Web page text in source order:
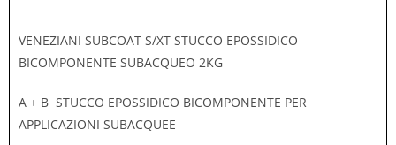
VENEZIANI SUBCOAT S/XT STUCCO EPOSSIDICO
BICOMPONENTE SUBACQUEO 2KG
A + B STUCCO EPOSSIDICO BICOMPONENTE PER
APPLICAZIONI SUBACQUEE